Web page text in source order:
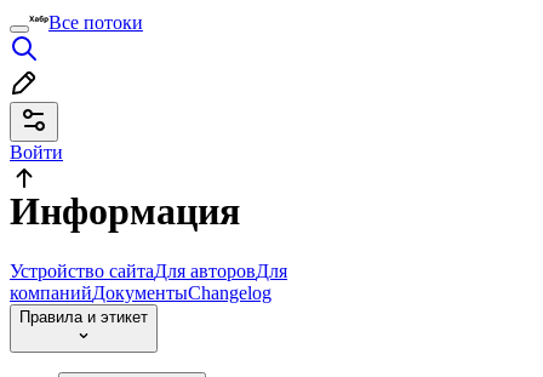
Все потоки
Войти
Информация
Устройство сайтаДля авторовДля
компанийДокументыChangelog
Правила и этикет